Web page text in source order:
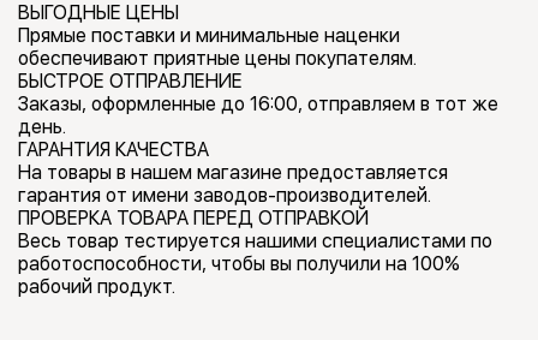
ВЫГОДНЫЕ ЦЕНЫ
Прямые поставки и минимальные наценки
обеспечивают приятные цены покупателям.
БЫСТРОЕ ОТПРАВЛЕНИЕ
Заказы, оформленные до 16:00, отправляем в тот же
день.
ГАРАНТИЯ КАЧЕСТВА
На товары в нашем магазине предоставляется
гарантия от имени заводов-производителей.
ПРОВЕРКА ТОВАРА ПЕРЕД ОТПРАВКОЙ
Весь товар тестируется нашими специалистами по
работоспособности, чтобы вы получили на 100%
рабочий продукт.